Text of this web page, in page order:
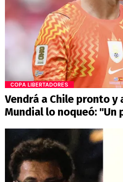
COPA LIBERTADORES
Vendrá a Chile pronto y
Mundial lo noqueó: "Un